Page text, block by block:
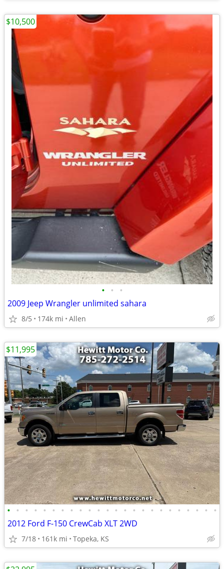
• • •
2009 Jeep Wrangler unlimited sahara
8/5 174k mi Allen
$10,500
• • • • • • • • • • • • • • • • • • • • • • • •
2012 Ford F-150 CrewCab XLT 2WD
7/18 161k mi Topeka, KS
$11,995